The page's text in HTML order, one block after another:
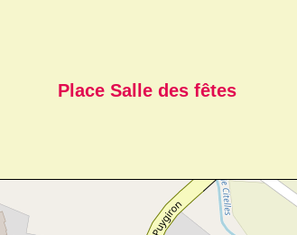
Place Salle des fêtes